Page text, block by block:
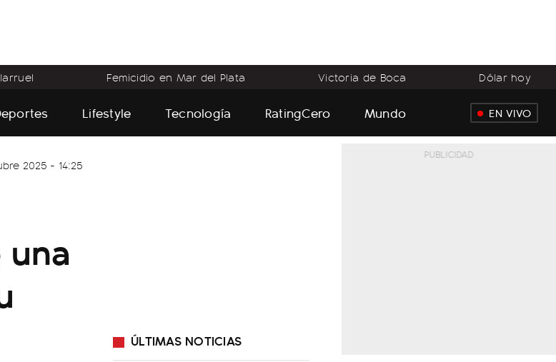
Femicidio en Mar del Plata Victoria de Boca Dólar hoy
Lifestyle Tecnología RatingCero Mundo EN VIVO
2025 - 14:25
ÚLTIMAS NOTICIAS